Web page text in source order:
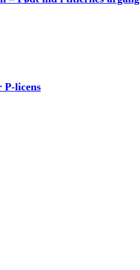
P-licens